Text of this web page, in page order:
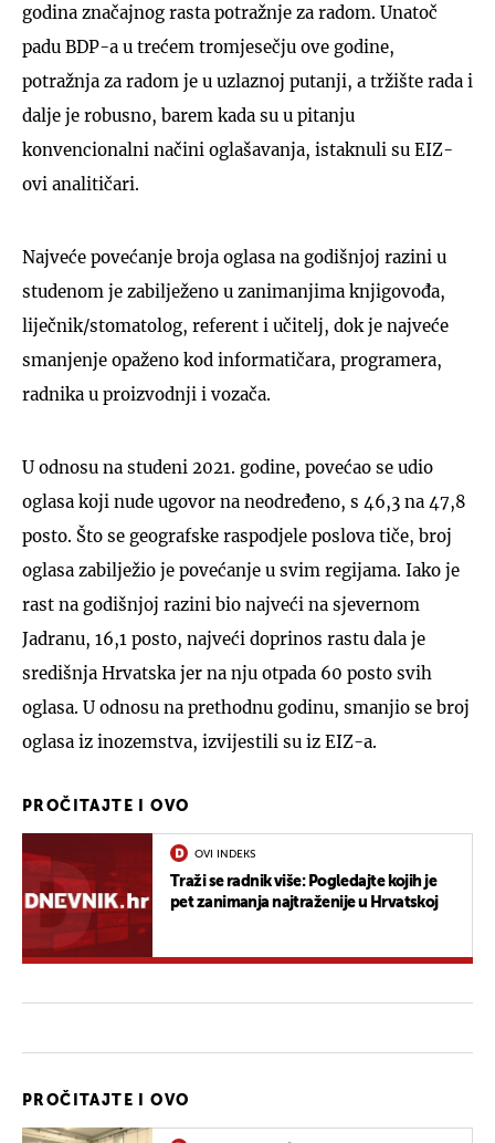
godina značajnog rasta potražnje za radom. Unatoč
padu BDP-a u trećem tromjesečju ove godine,
potražnja za radom je u uzlaznoj putanji, a tržište rada i
dalje je robusno, barem kada su u pitanju
konvencionalni načini oglašavanja, istaknuli su EIZ-
ovi analitičari.
Najveće povećanje broja oglasa na godišnjoj razini u
studenom je zabilježeno u zanimanjima knjigovođa,
liječnik/stomatolog, referent i učitelj, dok je najveće
smanjenje opaženo kod informatičara, programera,
radnika u proizvodnji i vozača.
U odnosu na studeni 2021. godine, povećao se udio
oglasa koji nude ugovor na neodređeno, s 46,3 na 47,8
posto. Što se geografske raspodjele poslova tiče, broj
oglasa zabilježio je povećanje u svim regijama. Iako je
rast na godišnjoj razini bio najveći na sjevernom
Jadranu, 16,1 posto, najveći doprinos rastu dala je
središnja Hrvatska jer na nju otpada 60 posto svih
oglasa. U odnosu na prethodnu godinu, smanjio se broj
oglasa iz inozemstva, izvijestili su iz EIZ-a.
PROČITAJTE I OVO
OVI INDEKS
Traži se radnik više: Pogledajte kojih je
pet zanimanja najtraženije u Hrvatskoj
PROČITAJTE I OVO